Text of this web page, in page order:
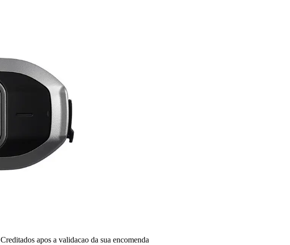
Creditados apos a validacao da sua encomenda